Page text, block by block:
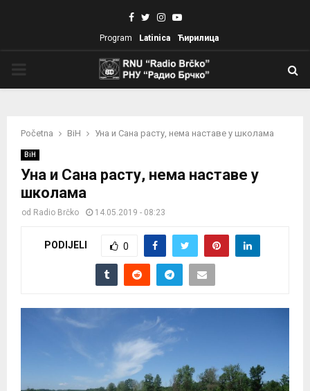
Facebook
TwitterInstagram
Youtube
Program Latinica Ћирилица
Početna BiH Уна и Сана расту, нема наставе у школама
BiH
Уна и Сана расту, нема наставе у
школама
od Radio Brčko 14.05.2019 - 08:23
PODIJELI 0